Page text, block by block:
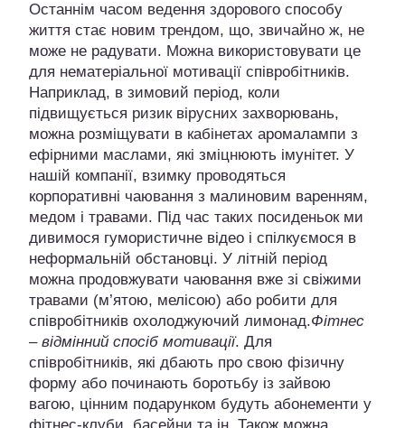
Останнім часом ведення здорового способу
життя стає новим трендом, що, звичайно ж, не
може не радувати. Можна використовувати це
для нематеріальної мотивації співробітників.
Наприклад, в зимовий період, коли
підвищується ризик вірусних захворювань,
можна розміщувати в кабінетах аромалампи з
ефірними маслами, які зміцнюють імунітет. У
нашій компанії, взимку проводяться
корпоративні чаювання з малиновим варенням,
медом і травами. Під час таких посиденьок ми
дивимося гумористичне відео і спілкуємося в
неформальній обстановці. У літній період
можна продовжувати чаювання вже зі свіжими
травами (м’ятою, мелісою) або робити для
співробітників охолоджуючий лимонад.Фітнес
– відмінний спосіб мотивації. Для
співробітників, які дбають про свою фізичну
форму або починають боротьбу із зайвою
вагою, цінним подарунком будуть абонементи у